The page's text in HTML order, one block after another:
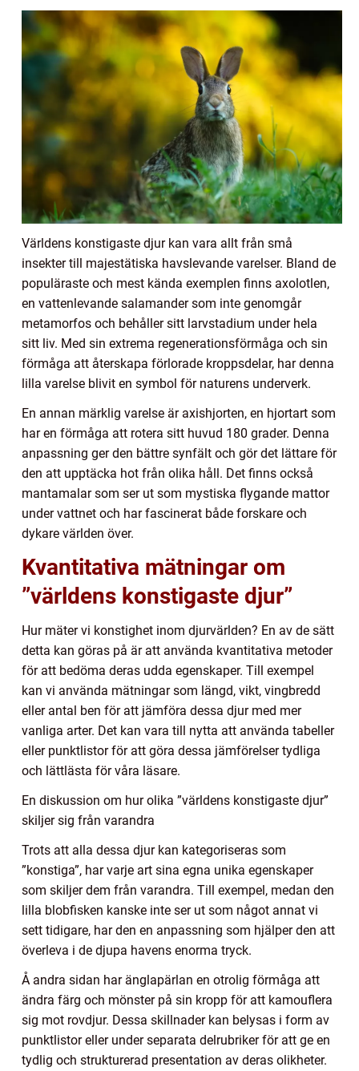
Världens konstigaste djur kan vara allt från små
insekter till majestätiska havslevande varelser. Bland de
populäraste och mest kända exemplen finns axolotlen,
en vattenlevande salamander som inte genomgår
metamorfos och behåller sitt larvstadium under hela
sitt liv. Med sin extrema regenerationsförmåga och sin
förmåga att återskapa förlorade kroppsdelar, har denna
lilla varelse blivit en symbol för naturens underverk.
En annan märklig varelse är axishjorten, en hjortart som
har en förmåga att rotera sitt huvud 180 grader. Denna
anpassning ger den bättre synfält och gör det lättare för
den att upptäcka hot från olika håll. Det finns också
mantamalar som ser ut som mystiska flygande mattor
under vattnet och har fascinerat både forskare och
dykare världen över.
Kvantitativa mätningar om
”världens konstigaste djur”
Hur mäter vi konstighet inom djurvärlden? En av de sätt
detta kan göras på är att använda kvantitativa metoder
för att bedöma deras udda egenskaper. Till exempel
kan vi använda mätningar som längd, vikt, vingbredd
eller antal ben för att jämföra dessa djur med mer
vanliga arter. Det kan vara till nytta att använda tabeller
eller punktlistor för att göra dessa jämförelser tydliga
och lättlästa för våra läsare.
En diskussion om hur olika ”världens konstigaste djur”
skiljer sig från varandra
Trots att alla dessa djur kan kategoriseras som
”konstiga”, har varje art sina egna unika egenskaper
som skiljer dem från varandra. Till exempel, medan den
lilla blobfisken kanske inte ser ut som något annat vi
sett tidigare, har den en anpassning som hjälper den att
överleva i de djupa havens enorma tryck.
Å andra sidan har änglapärlan en otrolig förmåga att
ändra färg och mönster på sin kropp för att kamouflera
sig mot rovdjur. Dessa skillnader kan belysas i form av
punktlistor eller under separata delrubriker för att ge en
tydlig och strukturerad presentation av deras olikheter.